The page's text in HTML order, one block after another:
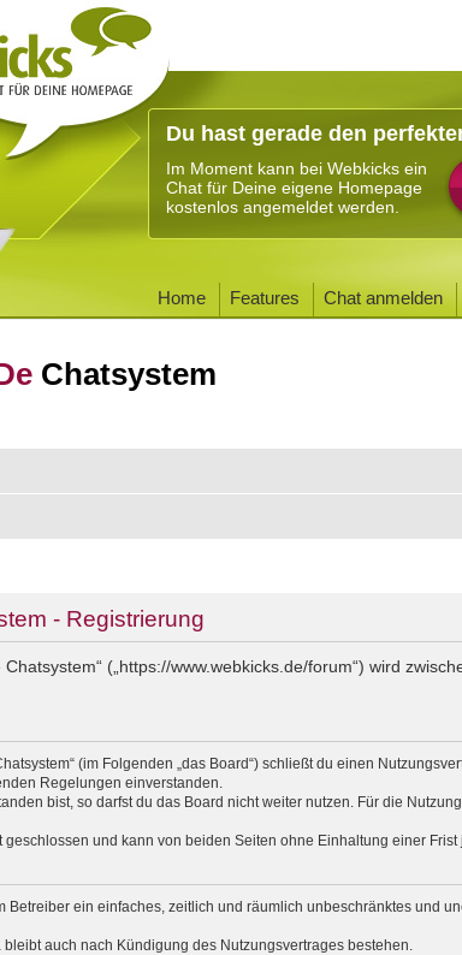
Du hast gerade den
Im Moment kann bei Webkicks ein
Chat für Deine eigene Homepage
kostenlos angemeldet werden.
Home Features Chat anmelden
Chatsystem
- Registrierung
(„https://www.webkicks.de/forum“) wird
(im Folgenden „das Board“) schließt du einen
Regelungen einverstanden.
bist, so darfst du das Board nicht weiter nutzen. Für die
und kann von beiden Seiten ohne Einhaltung einer Frist
Betreiber ein einfaches, zeitlich und räumlich unbeschränktes und
auch nach Kündigung des Nutzungsvertrages bestehen.